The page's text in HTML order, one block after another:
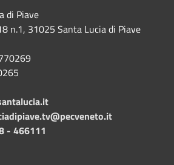
di Piave
n.1, 31025 Santa Lucia di Piave
- 466111